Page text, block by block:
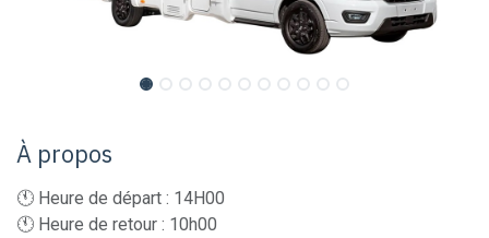
À propos
🕚 Heure de départ : 14H00
🕚 Heure de retour : 10h00